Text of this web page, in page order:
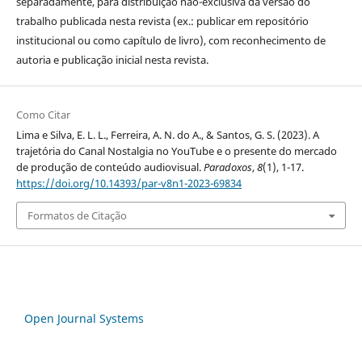
trabalho publicada nesta revista (ex.: publicar em repositório
institucional ou como capítulo de livro), com reconhecimento de
autoria e publicação inicial nesta revista.
Como Citar
Lima e Silva, E. L. L., Ferreira, A. N. do A., & Santos, G. S. (2023). A
trajetória do Canal Nostalgia no YouTube e o presente do mercado
de produção de conteúdo audiovisual.Paradoxos,8(1), 1-17.
https://doi.org/10.14393/par-v8n1-2023-69834
Formatos de Citação
Open Journal Systems